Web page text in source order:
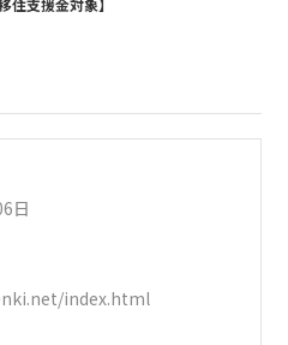
住支援金対象】
日
index.html